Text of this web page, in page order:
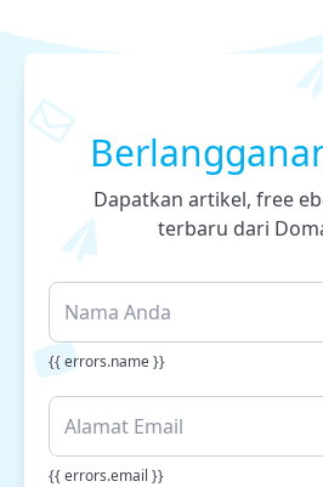
Dapatkan artikel, free
terbaru dari
{{ errors.name }}
{{ errors.email }}